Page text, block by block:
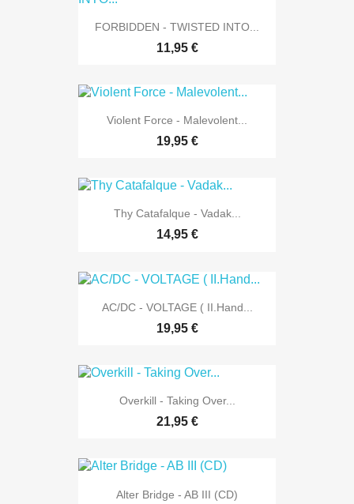
FORBIDDEN - TWISTED INTO...
11,95 €
Violent Force - Malevolent...
19,95 €
Thy Catafalque - Vadak...
14,95 €
AC/DC - VOLTAGE ( II.Hand...
19,95 €
Overkill - Taking Over...
21,95 €
Alter Bridge - AB III (CD)